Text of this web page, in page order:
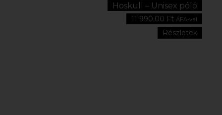
Hoskull – Unisex póló
11 990,00 Ft ÁFA-val
Részletek